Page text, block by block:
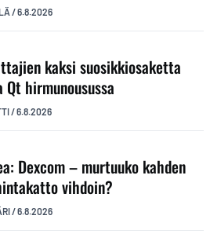
/6.8.2026
kaksi suosikkiosaketta
hirmunousussa
/6.8.2026
Dexcom – murtuuko kahden
vihdoin?
/6.8.2026